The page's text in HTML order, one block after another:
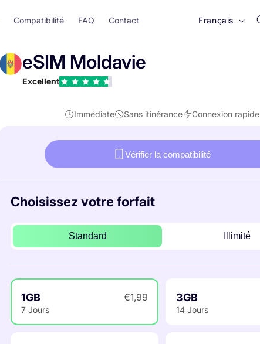
Compatibilité FAQ Contact
e
Français
eSIM Moldavie
Excellent
Immédiate Sans itinérance Connexion rapide
Vérifier la compatibilité
Choisissez votre forfait
Standard Illimité
1GB €1,99
7 Jours
3GB
14 Jours